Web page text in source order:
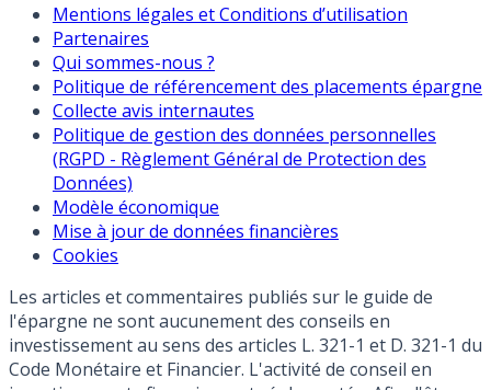
Mentions légales et Conditions d’utilisation
Partenaires
Qui sommes-nous ?
Politique de référencement des placements épargne
Collecte avis internautes
Politique de gestion des données personnelles
(RGPD - Règlement Général de Protection des
Données)
Modèle économique
Mise à jour de données financières
Cookies
Les articles et commentaires publiés sur le guide de
l'épargne ne sont aucunement des conseils en
investissement au sens des articles L. 321-1 et D. 321-1 du
Code Monétaire et Financier. L'activité de conseil en